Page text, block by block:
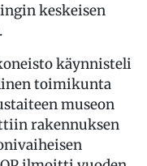
keskeisen
käynnisteli
toimikunta
museon
rakennuksen